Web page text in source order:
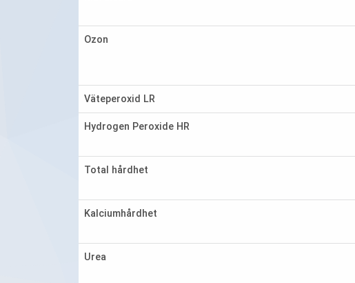
Ozon
Väteperoxid LR
Hydrogen Peroxide HR
Total hårdhet
Kalciumhårdhet
Urea